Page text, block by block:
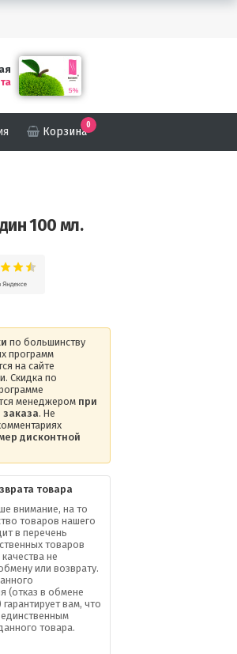
Корзина
0
100 мл.
по большинству
программ
на сайте
Скидка по
менеджером при
. Не
дисконтной
товара
внимание, на то
товаров нашего
в перечень
товаров
не
или возврату.
(отказ в обмене
вам, что
товара.